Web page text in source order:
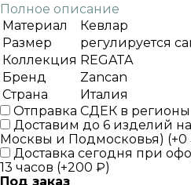
Полное описание
Материал
Кевлар
Размер
регулируется
Коллекция REGATA
Бренд
Zancan
Страна
Италия
Отправка СДЕК в регионы
Доставим до 6 изделий
Москвы и Подмосковья) (+0
Доставка сегодня при
13 часов (+200 ₽)
Под заказ